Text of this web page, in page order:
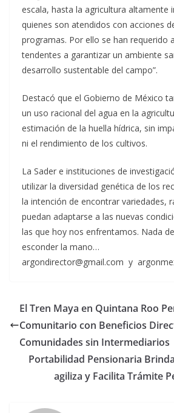
escala, hasta la agricultura altamente
quienes son atendidos con acciones
programas. Por ello se han requerido
tendentes a garantizar un ambiente
desarrollo sustentable del campo”.
Destacó que el Gobierno de México
un uso racional del agua en la
estimación de la huella hídrica, sin
ni el rendimiento de los cultivos.
La Sader e instituciones de
utilizar la diversidad genética de los
la intención de encontrar variedades,
puedan adaptarse a las nuevas
las que hoy nos enfrentamos. Nada
esconder la mano…
argondirector@gmail.com y
El Tren Maya en Quintana Roo
Comunitario con Beneficios
Comunidades sin Intermediarios
Portabilidad Pensionaria
agiliza y Facilita Trámite